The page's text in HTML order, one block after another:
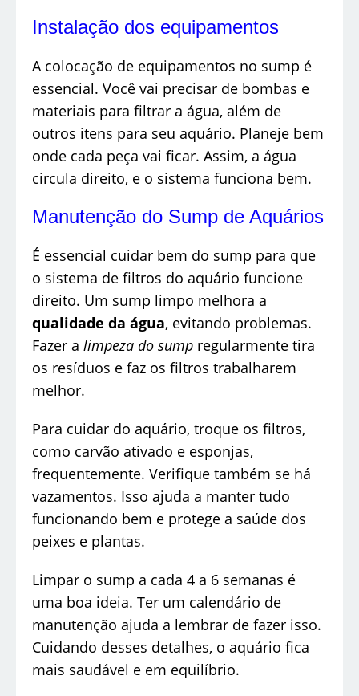
Instalação dos equipamentos
A colocação de equipamentos no sump é
essencial. Você vai precisar de bombas e
materiais para filtrar a água, além de
outros itens para seu aquário. Planeje bem
onde cada peça vai ficar. Assim, a água
circula direito, e o sistema funciona bem.
Manutenção do Sump de Aquários
É essencial cuidar bem do sump para que
o sistema de filtros do aquário funcione
direito. Um sump limpo melhora a
qualidade da água, evitando problemas.
Fazer a limpeza do sump regularmente tira
os resíduos e faz os filtros trabalharem
melhor.
Para cuidar do aquário, troque os filtros,
como carvão ativado e esponjas,
frequentemente. Verifique também se há
vazamentos. Isso ajuda a manter tudo
funcionando bem e protege a saúde dos
peixes e plantas.
Limpar o sump a cada 4 a 6 semanas é
uma boa ideia. Ter um calendário de
manutenção ajuda a lembrar de fazer isso.
Cuidando desses detalhes, o aquário fica
mais saudável e em equilíbrio.